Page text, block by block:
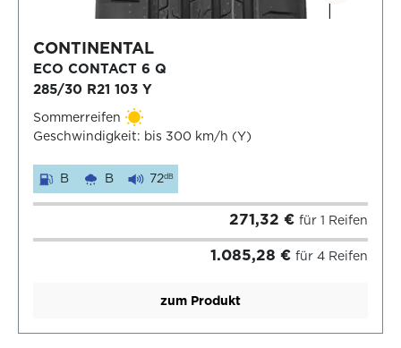
CONTINENTAL
ECO CONTACT 6 Q
285/30 R21 103 Y
Sommerreifen
Geschwindigkeit: bis 300 km/h (Y)
B B 72dB
271,32 € für 1 Reifen
1.085,28 € für 4 Reifen
zum Produkt